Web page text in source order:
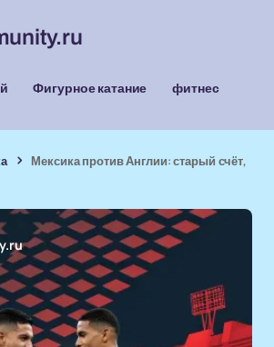
Фигурное катание
фитнес
Мексика против Англии: старый счёт,